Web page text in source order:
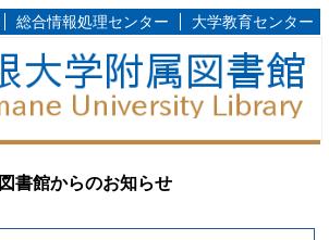
総合情報処理センター 大学教育センター
図書館からのお知らせ